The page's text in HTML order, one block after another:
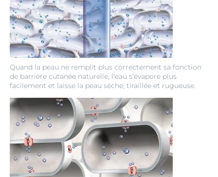
Quand la peau ne remplit plus correctement sa fonction
de barrière cutanée naturelle, l'eau s'évapore plus
facilement et laisse la peau sèche, tiraillée et rugueuse.